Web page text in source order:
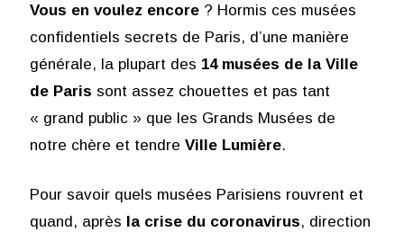
Vous en voulez encore ? Hormis ces musées
confidentiels secrets de Paris, d’une manière
générale, la plupart des 14 musées de la Ville
de Paris sont assez chouettes et pas tant
« grand public » que les Grands Musées de
notre chère et tendre Ville Lumière.
Pour savoir quels musées Parisiens rouvrent et
quand, après la crise du coronavirus, direction